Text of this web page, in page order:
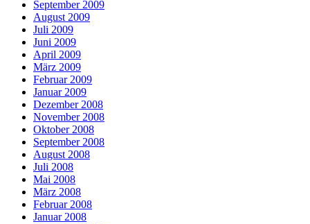
September 2009
August 2009
Juli 2009
Juni 2009
April 2009
März 2009
Februar 2009
Januar 2009
Dezember 2008
November 2008
Oktober 2008
September 2008
August 2008
Juli 2008
Mai 2008
März 2008
Februar 2008
Januar 2008